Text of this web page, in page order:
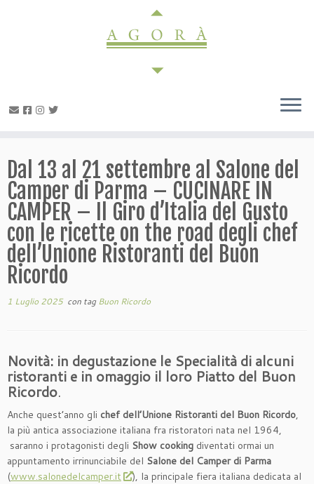
Dal 13 al 21 settembre al Salone del
Camper di Parma – CUCINARE IN
CAMPER – Il Giro d’Italia del Gusto
con le ricette on the road degli chef
dell’Unione Ristoranti del Buon
Ricordo
1 Luglio 2025con tagBuon Ricordo
Novità: in degustazione le Specialità di alcuni
ristoranti e in omaggio il loro Piatto del Buon
Ricordo.
Anche quest’anno gli chef dell’Unione Ristoranti del Buon Ricordo,
la più antica associazione italiana fra ristoratori nata nel 1964,
saranno i protagonisti degli Show cooking diventati ormai un
appuntamento irrinunciabile del Salone del Camper di Parma
(www.salonedelcamper.it
), la principale fiera italiana dedicata al